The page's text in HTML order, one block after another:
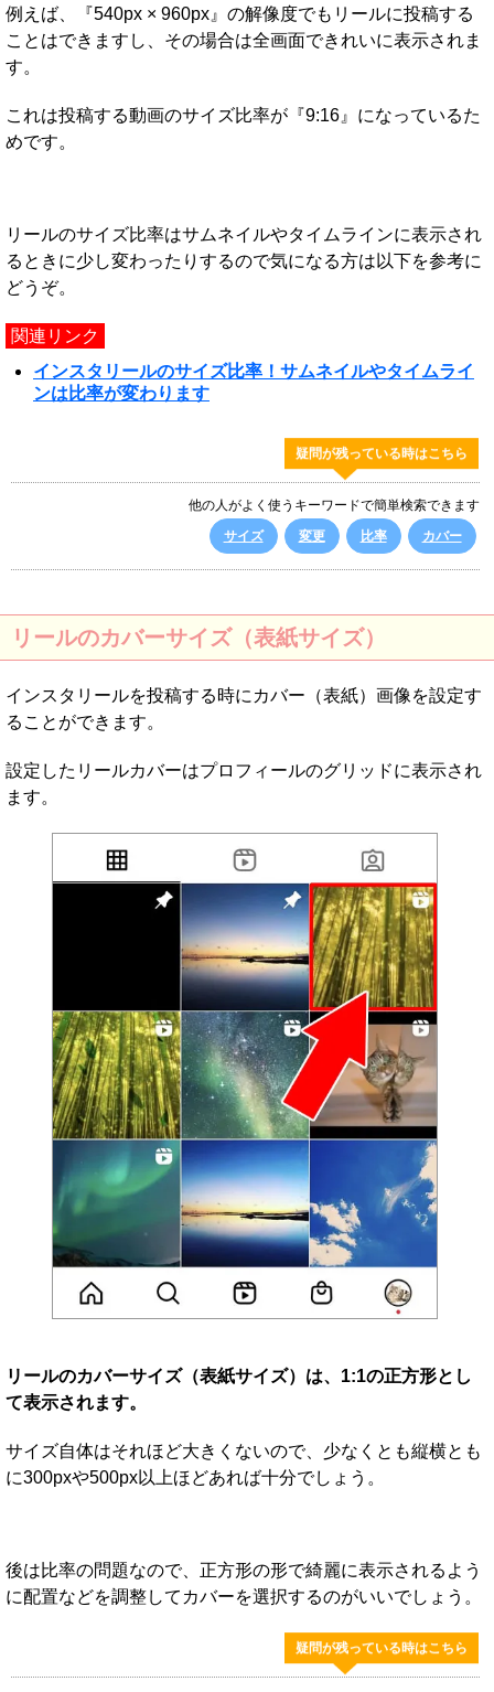
例えば、『540px × 960px』の解像度でもリールに投稿する
ことはできますし、その場合は全画面できれいに表示されま
す。
これは投稿する動画のサイズ比率が『9:16』になっているた
めです。
リールのサイズ比率はサムネイルやタイムラインに表示され
るときに少し変わったりするので気になる方は以下を参考に
どうぞ。
関連リンク
インスタリールのサイズ比率！サムネイルやタイムライ
ンは比率が変わります
疑問が残っている時はこちら
他の人がよく使うキーワードで簡単検索できます
サイズ
変更 比率 カバー
リールのカバーサイズ（表紙サイズ）
インスタリールを投稿する時にカバー（表紙）画像を設定す
ることができます。
設定したリールカバーはプロフィールのグリッドに表示され
ます。
リールのカバーサイズ（表紙サイズ）は、1:1の正方形とし
て表示されます。
サイズ自体はそれほど大きくないので、少なくとも縦横とも
に300pxや500px以上ほどあれば十分でしょう。
後は比率の問題なので、正方形の形で綺麗に表示されるよう
に配置などを調整してカバーを選択するのがいいでしょう。
疑問が残っている時はこちら